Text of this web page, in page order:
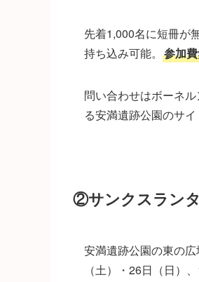
先着1,000名に短冊が
持ち込み可能。 参加
問い合わせはボーネ
る安満遺跡公園のサ
②サンクスラン
安満遺跡公園の東の
（土）・26日（日）